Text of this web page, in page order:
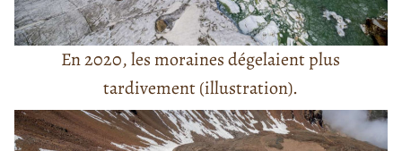
En 2020, les moraines dégelaient plus
tardivement (illustration).